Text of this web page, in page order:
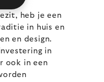
heb je een
in huis en
en design.
in
ook in een